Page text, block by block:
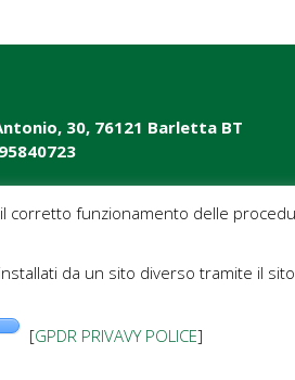
30, 76121 Barletta BT
rete”
funzionamento delle
da un sito diverso tramite il
[GPDR PRIVAVY POLICE]